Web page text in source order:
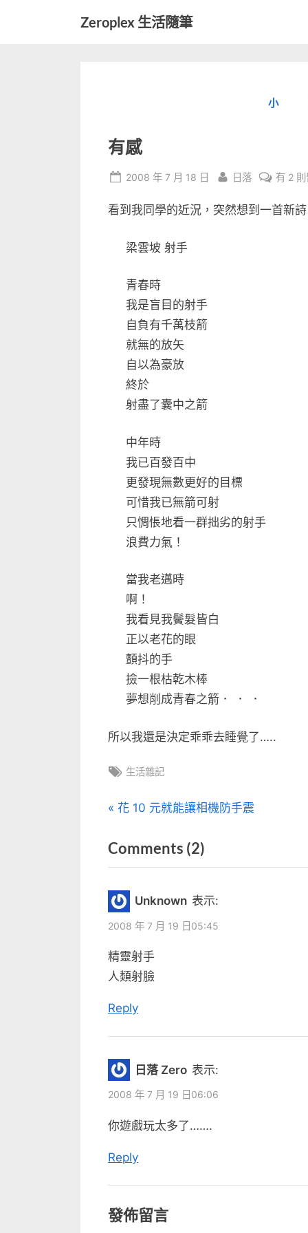
Zeroplex 生活隨筆
小
有感
Posted
2008 年 7 月 18 日 By
日落
在
感〉
有 2
看到我同學的近況，突然想到一首新詩
梁雲坡 射手
青春時
我是盲目的射手
自負有千萬枝箭
就無的放矢
自以為豪放
終於
射盡了囊中之箭
中年時
我已百發百中
更發現無數更好的目標
可惜我已無箭可射
只惆悵地看一群拙劣的射手
浪費力氣！
當我老邁時
啊！
我看見我鬢髮皆白
正以老花的眼
顫抖的手
撿一根枯乾木棒
夢想削成青春之箭． ． ．
所以我還是決定乖乖去睡覺了…..
Tags:
生活雜記
文
章
導
覽
P
e
v
o
u
P
o
s
花 10 元就能讓相機防手震
Comments (2)
“有
感”
Unknown 表示:
2008 年 7 月 19 日05:45
精靈射手
人類射臉
Reply
日落 Zero 表示:
2008 年 7 月 19 日06:06
你遊戲玩太多了…….
Reply
發佈留言